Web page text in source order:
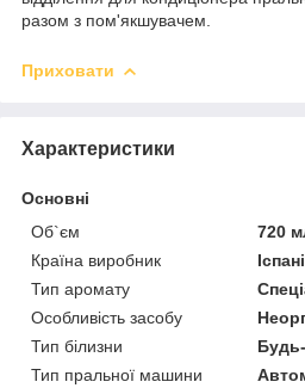
разом з пом'якшувачем.
Приховати
Характеристики
Основні
Об`єм
720
Країна виробник
Тип аромату
Особливість засобу
Тип білизни
Тип пральної машини